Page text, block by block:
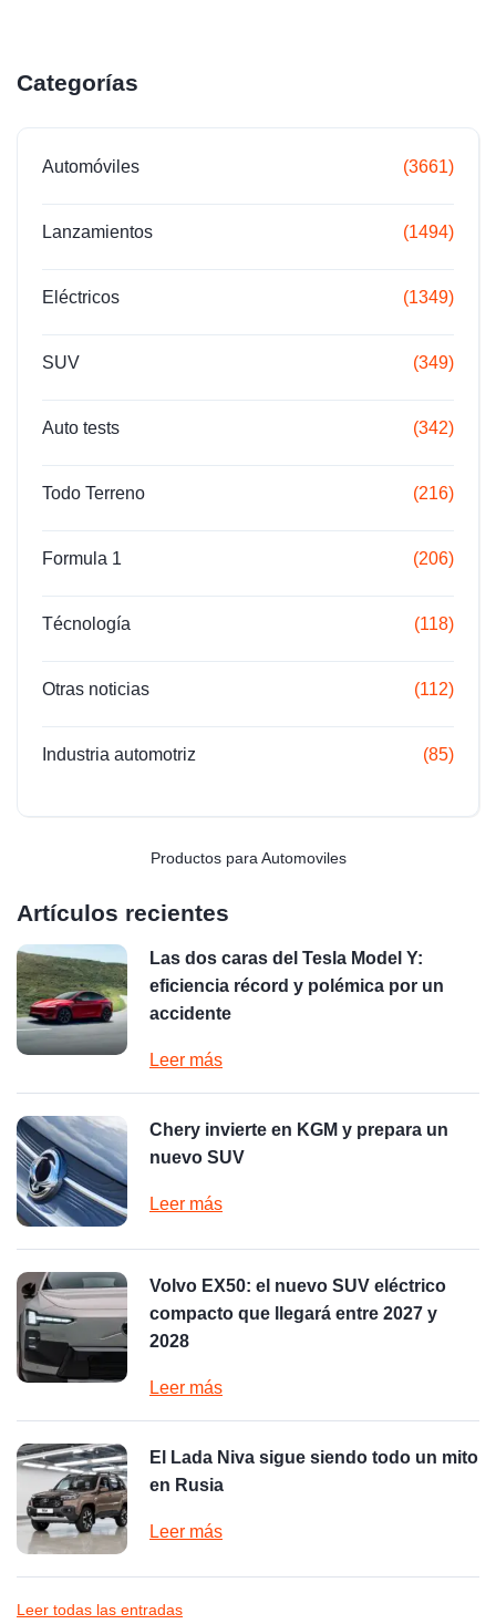
Categorías
Automóviles (3661)
Lanzamientos (1494)
Eléctricos (1349)
SUV (349)
Auto tests (342)
Todo Terreno (216)
Formula 1 (206)
Técnología (118)
Otras noticias (112)
Industria automotriz (85)
Productos para Automoviles
Artículos recientes
Las dos caras del Tesla Model Y:
eficiencia récord y polémica por un
accidente
Leer más
Chery invierte en KGM y prepara un
nuevo SUV
Leer más
Volvo EX50: el nuevo SUV eléctrico
compacto que llegará entre 2027 y
2028
Leer más
El Lada Niva sigue siendo todo un mito
en Rusia
Leer más
Leer todas las entradas